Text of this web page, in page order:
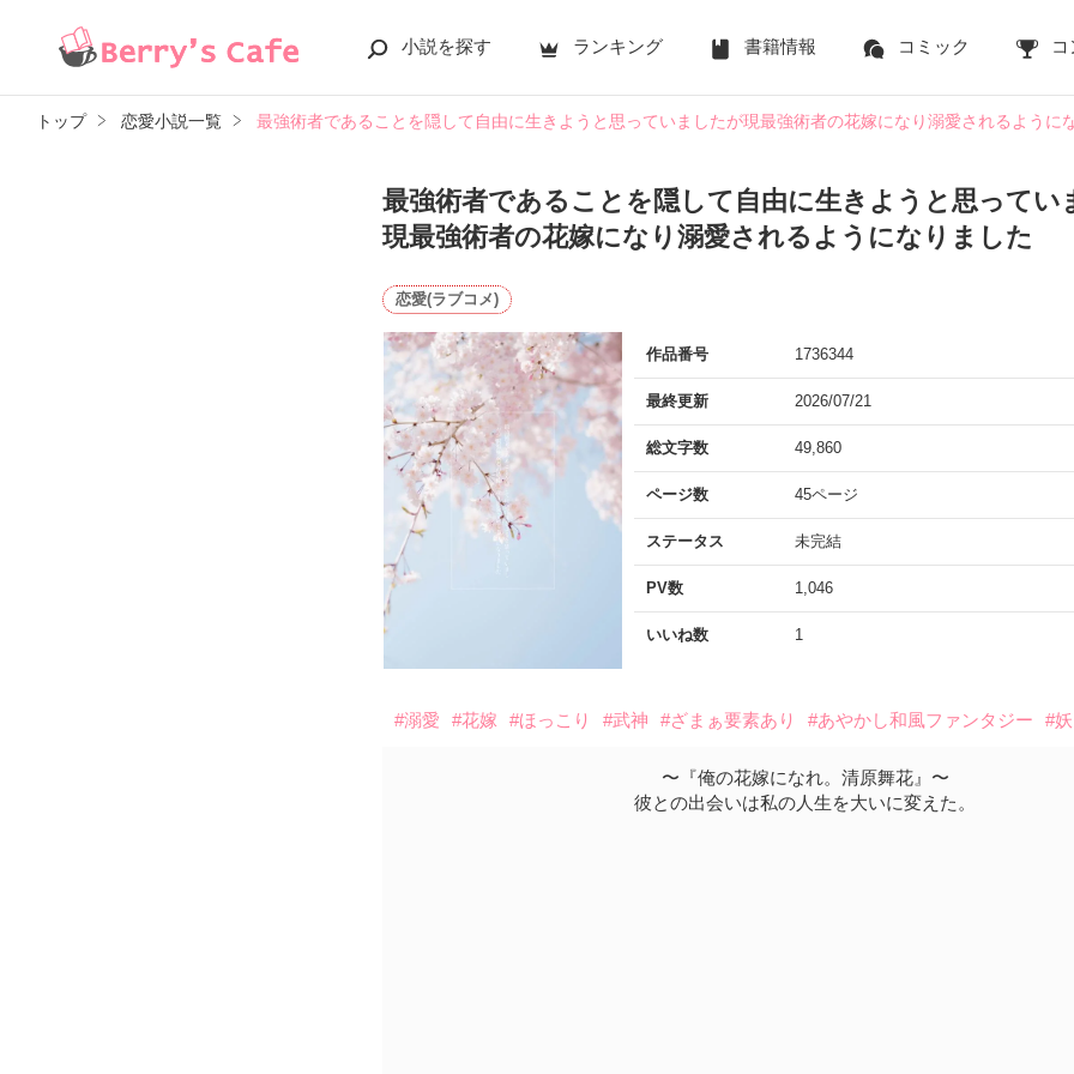
小説を探す ランキング 書籍情報 コミック
トップ 恋愛小説一覧 最強術者であることを隠して自由に生きようと思っていましたが現最強術者の花嫁になり溺愛されるように
最強術者であることを隠して自由に生きようと思ってい
現最強術者の花嫁になり溺愛されるようになりました
恋愛(ラブコメ)
作品番号 1736344
最終更新 2026/07/21
総文字数 49,860
ページ数 45ページ
ステータス 未完結
PV数 1,046
いいね数 1
#溺愛 #花嫁 #ほっこり #武神 #ざまぁ要素あり #あやかし和風ファンタジー #
〜『俺の花嫁になれ。清原舞花』〜
彼との出会いは私の人生を大いに変えた。